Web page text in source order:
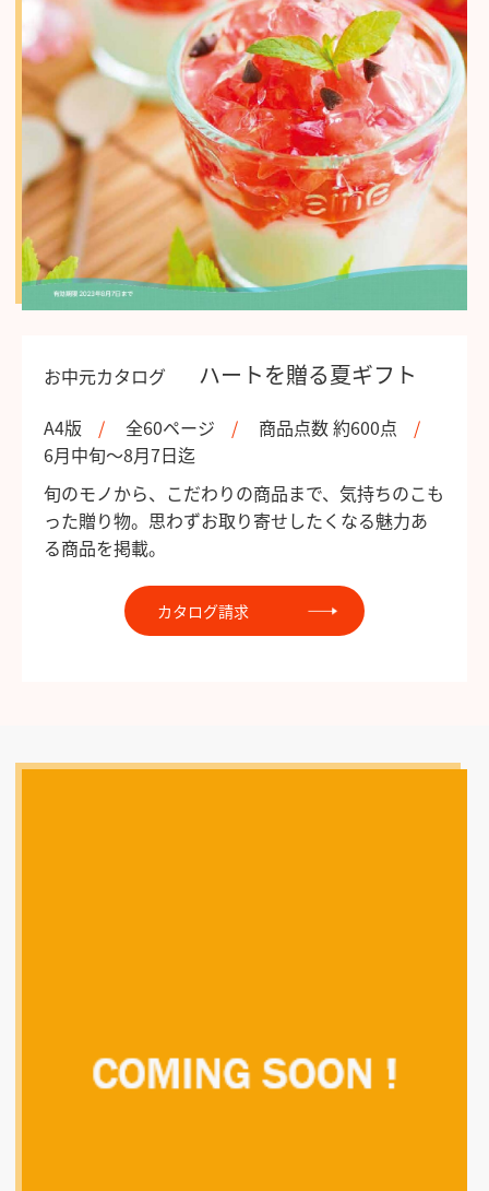
お中元カタログ ハートを贈る夏ギフト
A4版 全60ページ
商品点数 約600点
6月中旬～8月7日迄
旬のモノから、こだわりの商品まで、気持ちのこも
った贈り物。思わずお取り寄せしたくなる魅力あ
る商品を掲載。
カタログ請求